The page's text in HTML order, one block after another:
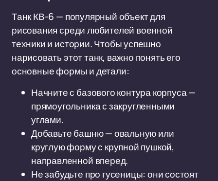
Танк КВ-6 — популярный объект для
рисования среди любителей военной
техники и истории. Чтобы успешно
нарисовать этот танк, важно понять его
основные формы и детали:
Начните с базового контура корпуса —
прямоугольника с закругленными
углами.
Добавьте башню — овальную или
круглую форму с крупной пушкой,
направленной вперед.
Не забудьте про гусеницы: они состоят